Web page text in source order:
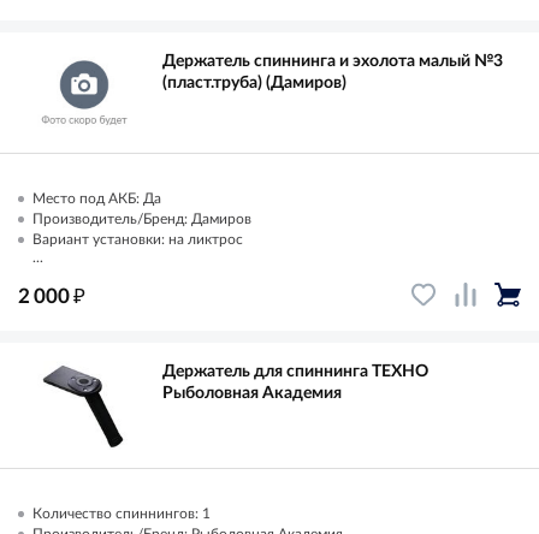
Держатель спиннинга и эхолота малый №3
(пласт.труба) (Дамиров)
Место под АКБ: Да
Производитель/Бренд: Дамиров
Вариант установки: на ликтрос
...
2 000₽
Держатель для спиннинга ТЕХНО
Рыболовная Академия
Количество спиннингов: 1